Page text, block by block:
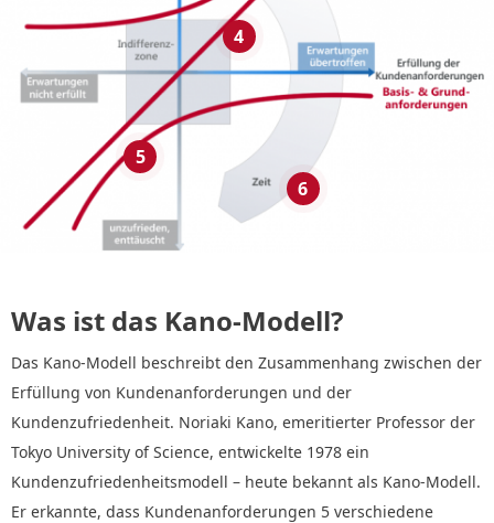
4
5
6
Was ist das Kano-Modell?
Das Kano-Modell beschreibt den Zusammenhang zwischen der
Erfüllung von Kundenanforderungen und der
Kundenzufriedenheit. Noriaki Kano, emeritierter Professor der
Tokyo University of Science, entwickelte 1978 ein
Kundenzufriedenheitsmodell – heute bekannt als Kano-Modell.
Er erkannte, dass Kundenanforderungen 5 verschiedene